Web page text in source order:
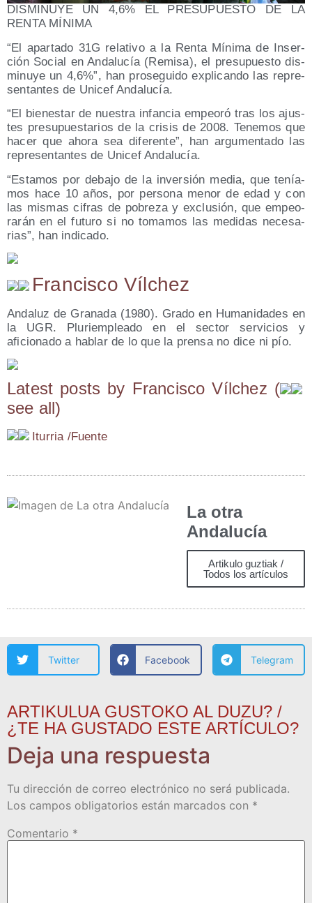
DISMINUYE UN 4,6% EL PRESUPUESTO DE LA
RENTA MÍNIMA
“El apar­ta­do 31G rela­ti­vo a la Ren­ta Míni­ma de Inser­
ción Social en Anda­lu­cía (Remi­sa), el pre­su­pues­to dis­
mi­nu­ye un 4,6%”, han pro­se­gui­do expli­can­do las repre­
sen­tan­tes de Uni­cef Andalucía.
“El bien­es­tar de nues­tra infan­cia empeo­ró tras los ajus­
tes pre­su­pues­ta­rios de la cri­sis de 2008. Tene­mos que
hacer que aho­ra sea dife­ren­te”, han argu­men­ta­do las
repre­sen­tan­tes de Uni­cef Andalucía.
“Esta­mos por deba­jo de la inver­sión media, que tenía­
mos hace 10 años, por per­so­na menor de edad y con
las mis­mas cifras de pobre­za y exclu­sión, que empeo­
ra­rán en el futu­ro si no toma­mos las medi­das nece­sa­
rias”, han indicado.
Francisco Vílchez
Andaluz de Granada (1980). Grado en Humanidades en
la UGR. Pluriempleado en el sector servicios y
aficionado a hablar de lo que la prensa no dice ni pío.
Latest posts by Fran­cis­co Víl­chez (
see all)
Itu­rria /​Fuen­te
La otra
Andalucía
Artikulo guztiak /
Todos los artículos
Twitter Facebook Telegram
ARTIKULUA GUSTOKO AL DUZU? /
¿TE HA GUSTADO ESTE ARTÍCULO?
Deja una respuesta
Tu dirección de correo electrónico no será publicada.
Los campos obligatorios están marcados con *
Comentario *